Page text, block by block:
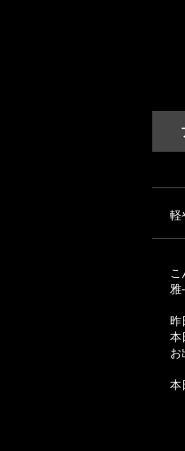
軽
こ
雅
昨
本
お
本